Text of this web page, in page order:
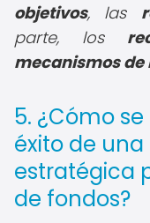
objetivos, las
parte, los
mecanismos
5. ¿Cómo
éxito de
estratégica
de fondos?